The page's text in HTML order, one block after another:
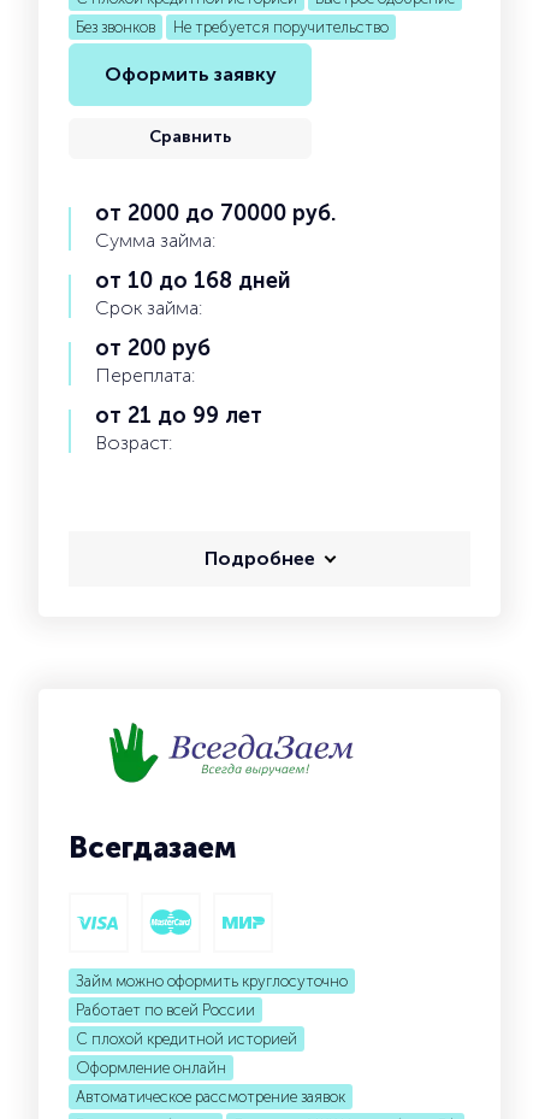
Без звонков
Не требуется поручительство
Оформить заявку
Сравнить
от 2000 до 70000 руб.
Сумма займа:
от 10 до 168 дней
Срок займа:
от 200 руб
Переплата:
от 21 до 99 лет
Возраст:
Подробнее
Всегдазаем
Займ можно оформить круглосуточно
Работает по всей России
С плохой кредитной историей
Оформление онлайн
Автоматическое рассмотрение заявок